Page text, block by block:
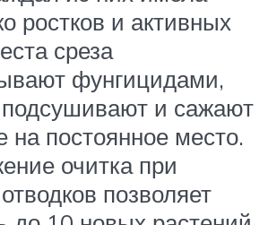
ростков и активных
среза
фунгицидами,
подсушивают и сажают
на постоянное место.
очитка при
позволяет